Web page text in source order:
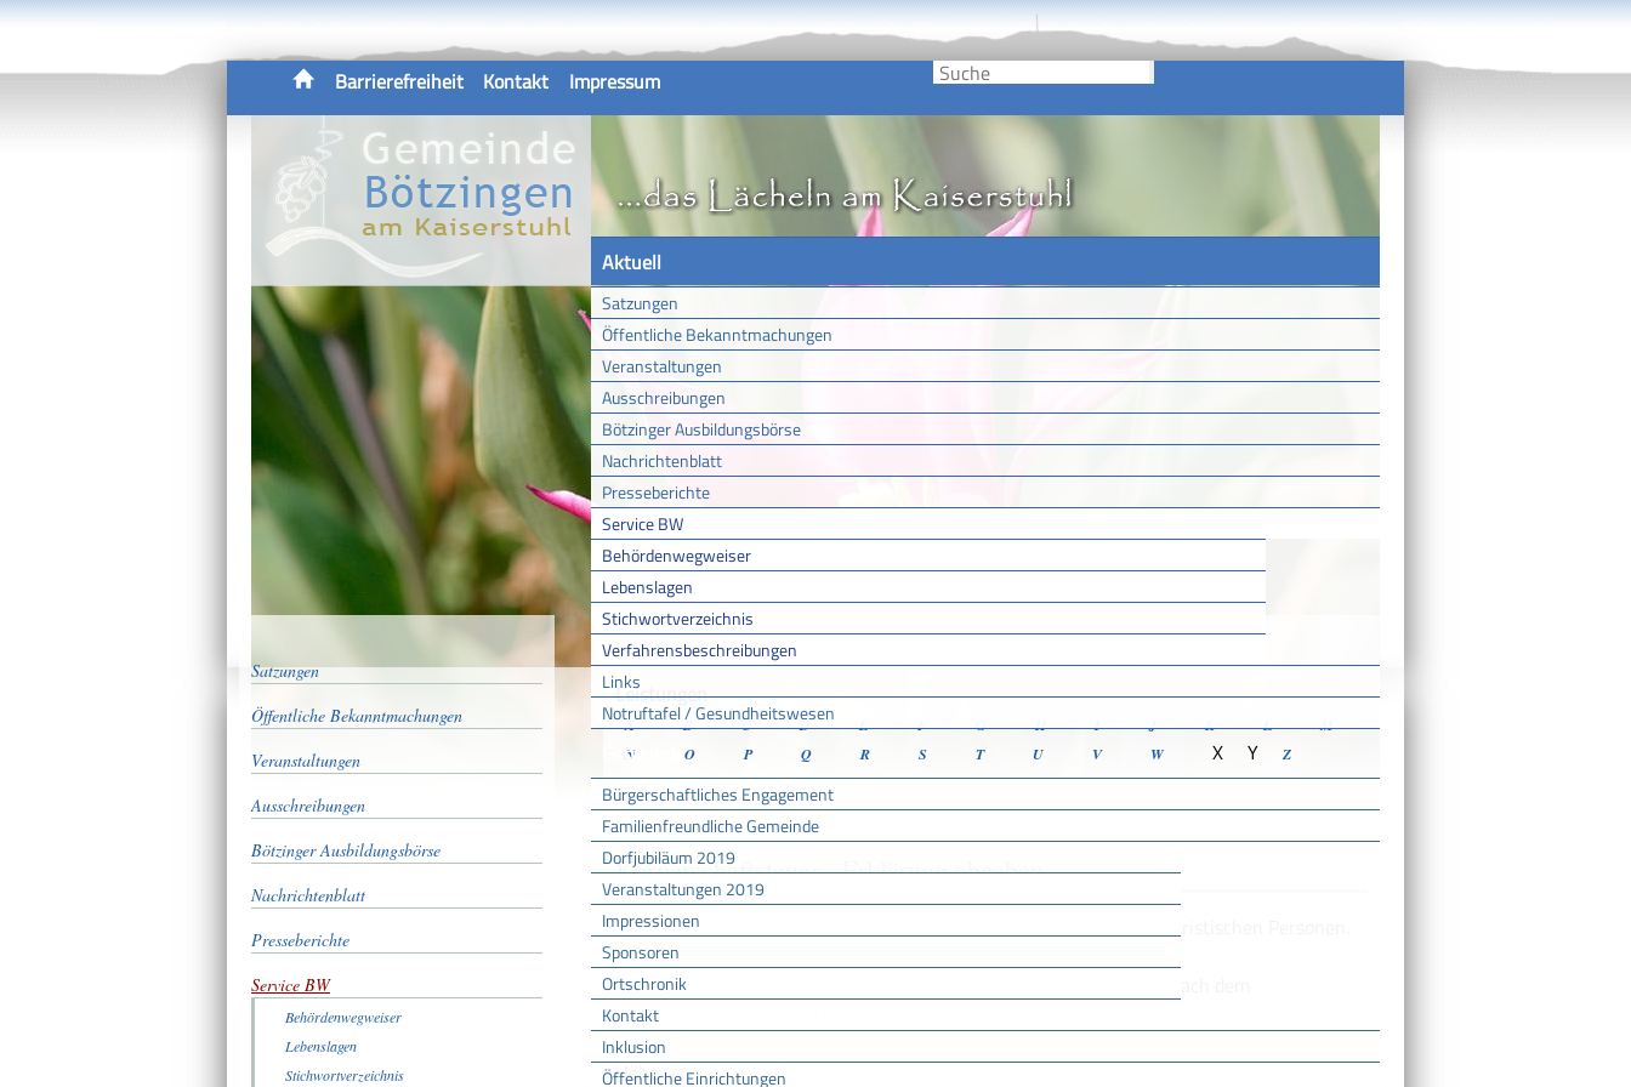
Barrierefreiheit Kontakt Impressum
Aktuell
Satzungen
Öffentliche Bekanntmachungen
Veranstaltungen
Ausschreibungen
Bötzinger Ausbildungsbörse
Nachrichtenblatt
Presseberichte
Service BW
Behördenwegweiser
Lebenslagen
Stichwortverzeichnis
Verfahrensbeschreibungen
Links
Notruftafel / Gesundheitswesen
Gemeinde
Bürgerschaftliches Engagement
Familienfreundliche Gemeinde
Dorfjubiläum 2019
Veranstaltungen 2019
Impressionen
Sponsoren
Ortschronik
Kontakt
Inklusion
Öffentliche Einrichtungen
Satzungen
Öffentliche Bekanntmachungen
Veranstaltungen
Ausschreibungen
Bötzinger Ausbildungsbörse
Nachrichtenblatt
Presseberichte
Service BW
Behördenwegweiser
Lebenslagen
Stichwortverzeichnis
Sie sind hier:Startseite /Aktuell /Service BW /Verfahrensbeschreibungen
Leistungen
A B C D E F G H I J K L
M
N
O P Q R S T U V W X Y Z
Körperschaftsteuer - Erklärung abgeben
Körperschaftsteuer erhebt das Finanzamt auf das Einkommen von juristischen Personen.
Was als Einkommen gilt und wie es zu ermitteln ist, bestimmt sich nach dem
Körperschaftsteuer- und dem Einkommensteuergesetz.
Höhe: